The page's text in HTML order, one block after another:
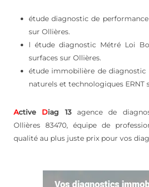
étude diagnostic de
sur Ollières.
l étude diagnostic Métré Loi
surfaces sur Ollières.
étude immobilière de diagnostic
naturels et technologiques ERNT
Active Diag 13agence de
Ollières 83470, équipe de
qualité au plus juste prix pour vos